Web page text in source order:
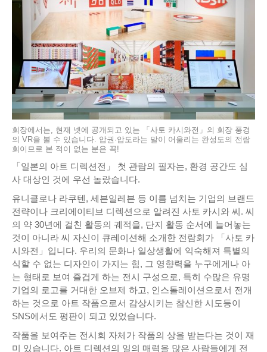
회장에서는, 현재 넷에 공개되고 있는 「사토 카시와전」의 회장 풍경
의 VR을 볼 수 있습니다. 압권·압도라는 말이 어울리는 완성도의 전람
회이므로 본 적이 없는 분은 꼭!
「일본의 아트 디렉션전」 첫 관람의 필자는, 환경 공간도 심
사 대상인 것에 우선 놀랐습니다.
유니클로나 라쿠텐, 세븐일레븐 등 이름 넘치는 기업의 브랜드
전략이나 크리에이티브 디렉션으로 알려진 사토 카시와 씨. 씨
의 약 30년에 걸친 활동의 궤적을, 단지 활동 순서에 늘어놓는
것이 아니라 씨 자신이 큐레이션해 소개한 전람회가 「사토 카
시와전」입니다. 우리의 문화나 일상생활에 익숙해져 특별의
식할 수 없는 디자인이 가지는 힘, 그 영향력을 누구에게나 아
는 형태로 보여 즐겁게 하는 전시 구성으로, 특히 수많은 유명
기업의 로고를 거대한 오브제 하고, 인스톨레이션으로서 전개
하는 것으로 아트 작품으로서 감상시키는 참신한 시도등이
SNS에서도 평판이 되고 있었습니다.
작품을 보여주는 전시회 자체가 작품의 상을 받는다는 것이 재
미 있습니다. 아트 디렉션의 일의 매력을 많은 사람들에게 전